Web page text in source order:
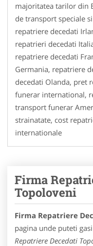
majoritatea tarilor din
de transport speciale
repatriere decedati
repatrieri decedati
repatriere decedati
Germania, repatriere
decedati Olanda, pret
funerar international,
transport funerar
strainatate, cost
internationale
Firma
Topoloveni
Firma Repatriere
pagina unde puteti
Repatriere Decedati